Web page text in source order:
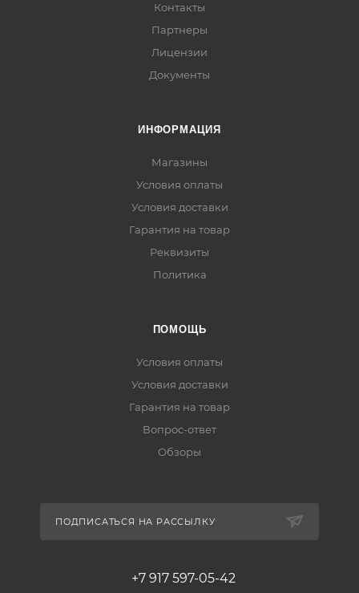
Контакты
Партнеры
Лицензии
Документы
ИНФОРМАЦИЯ
Магазины
Условия оплаты
Условия доставки
Гарантия на товар
Реквизиты
Политика
ПОМОЩЬ
Условия оплаты
Условия доставки
Гарантия на товар
Вопрос-ответ
Обзоры
ПОДПИСАТЬСЯ НА РАССЫЛКУ
+7 917 597-05-42